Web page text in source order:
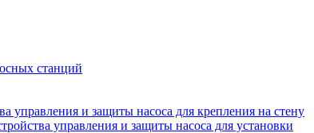
станций
управления и защиты насоса для крепления на стену
управления и защиты насоса для установки